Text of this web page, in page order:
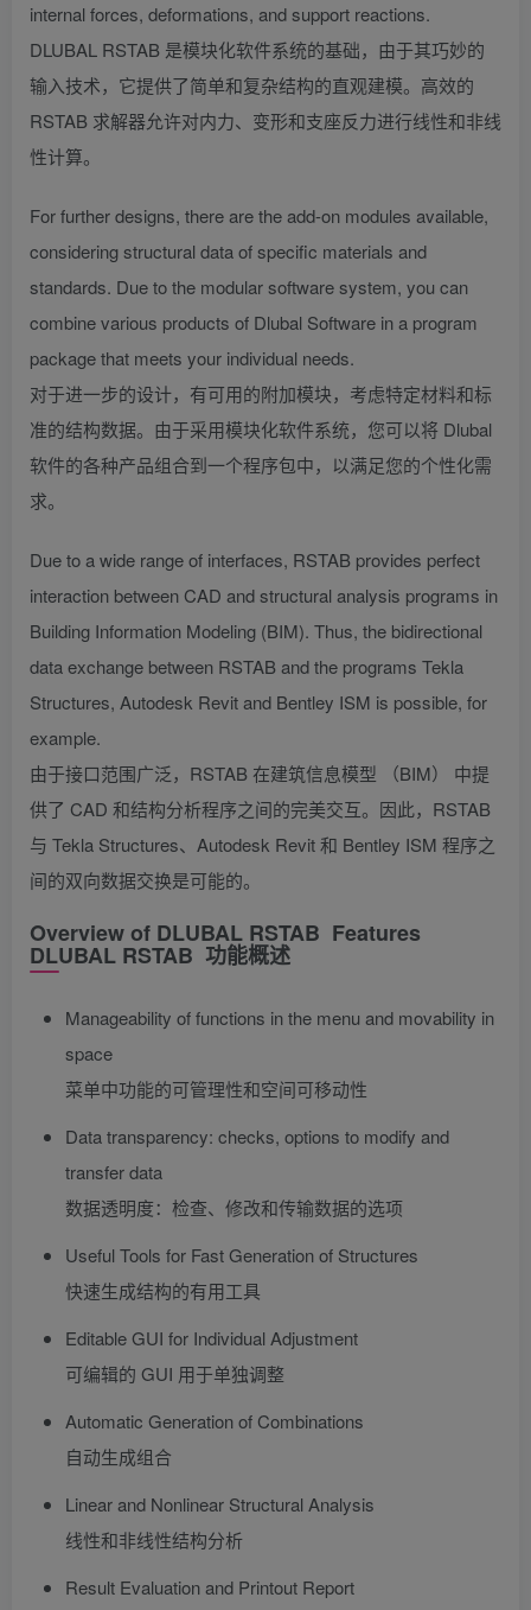
internal forces, deformations, and support reactions.
DLUBAL RSTAB 是模块化软件系统的基础，由于其巧妙的
输入技术，它提供了简单和复杂结构的直观建模。高效的
RSTAB 求解器允许对内力、变形和支座反力进行线性和非线
性计算。
For further designs, there are the add-on modules available,
considering structural data of specific materials and
standards. Due to the modular software system, you can
combine various products of Dlubal Software in a program
package that meets your individual needs.
对于进一步的设计，有可用的附加模块，考虑特定材料和标
准的结构数据。由于采用模块化软件系统，您可以将 Dlubal
软件的各种产品组合到一个程序包中，以满足您的个性化需
求。
Due to a wide range of interfaces, RSTAB provides perfect
interaction between CAD and structural analysis programs in
Building Information Modeling (BIM). Thus, the bidirectional
data exchange between RSTAB and the programs Tekla
Structures, Autodesk Revit and Bentley ISM is possible, for
example.
由于接口范围广泛，RSTAB 在建筑信息模型 （BIM） 中提
供了 CAD 和结构分析程序之间的完美交互。因此，RSTAB
与 Tekla Structures、Autodesk Revit 和 Bentley ISM 程序之
间的双向数据交换是可能的。
Overview of DLUBAL RSTAB Features
DLUBAL RSTAB 功能概述
Manageability of functions in the menu and movability in
space
菜单中功能的可管理性和空间可移动性
Data transparency: checks, options to modify and
transfer data
数据透明度：检查、修改和传输数据的选项
Useful Tools for Fast Generation of Structures
快速生成结构的有用工具
Editable GUI for Individual Adjustment
可编辑的 GUI 用于单独调整
Automatic Generation of Combinations
自动生成组合
Linear and Nonlinear Structural Analysis
线性和非线性结构分析
Result Evaluation and Printout Report